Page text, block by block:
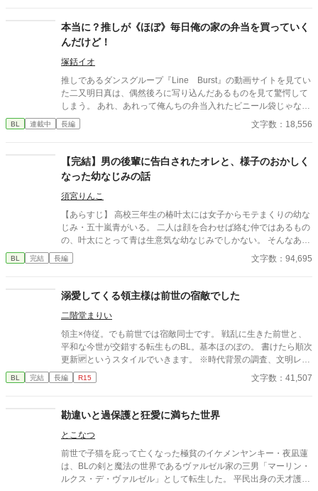
本当に？推しが《ほぼ》毎日俺の家の弁当を買っていく
んだけど！
塚銛イオ
推しであるダンスグループ『Line Burst』の動画サイトを見てい
た二又明日真は、偶然後ろに写り込んだあるものを見て驚愕して
しまう。 あれ、あれって俺んちの弁当入れたビニール袋じゃない
の！？ え、もしかして常連だったりする！？ 推しの日常を守るた
め推しの特定をしないと決めた明日真だったが、後日グループ一
明日真はうっかり箸を入れ忘れたことでJから文句を言われてしま
う。 憧れだったJが意地悪な人間だったと知ってガッカリする明
日真だったが、動画で配信されるダンス動画のJはそんなことが気
にならないぐらい素晴らしいダンスを踊っていた。 ダンスだけは
素晴らしいと割り切って推し活をしようとしていた明日真だった
が、突如チャンネルサイトで『Line Burst』からダンス教室開催
の発表があり迷った末に応募したところ当選してしまって……。
＊AIは誤字脱字チェック。単語の一般的な意味などを調べるため
に利用しております。 ＊ダンスの知識がないため、ふんわりした
BL 連載中 長編 文字数：18,556
【完結】男の後輩に告白されたオレと、様子のおかしく
なった幼なじみの話
須宮りんこ
【あらすじ】 高校三年生の椿叶太には女子からモテまくりの幼な
じみ・五十嵐青がいる。 二人は顔を合わせば絡む仲ではあるもの
の、叶太にとって青は生意気な幼なじみでしかない。 そんなある
日、叶太は北村という一つ下の後輩・北村から告白される。 青い
わく友達目線で見ても北村はいい奴らしい。しかも青とは違い、
て、まずは普通の先輩後輩として付き合いをはじめることに。 け
れど叶太が北村に告白されたことを知った青の様子が、その日か
BL 完結 長編 文字数：94,695
溺愛してくる領主様は前世の宿敵でした
二階堂まりい
領主×侍従。でも前世では宿敵同士です。 戦乱に生きた前世と、
平和な今世が交錯する転生ものBL。基本ほのぼの。 書けたら順次
更新🆙というスタイルでいきます。 ※時代背景の調査、文明レベ
ルの整合性チェックにのみChatGPTの協力を得ております。 スト
ーリーの核部分、プロット、本文執筆にはAIを一切使用しており
書いていかれるだけでも喜びます！
BL 完結 長編 R15 文字数：41,507
勘違いと過保護と狂愛に満ちた世界
とこなつ
前世で子猫を庇って亡くなった極貧のイケメンヤンキー・夜凪蓮
は、BLの剣と魔法の世界であるヴァルゼル家の三男「マーリン・
ルクス・デ・ヴァルゼル」として転生した。 平民出身の天才護衛